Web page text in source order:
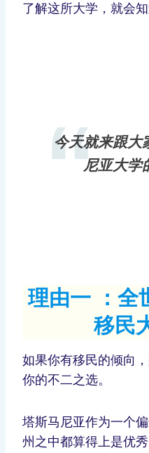
了解这所大学，就会
今天就来跟大
尼亚大学
理由一 ：全
移民
如果你有移民的倾向
你的不二之选。
塔斯马尼亚作为一个
州之中都算得上是优